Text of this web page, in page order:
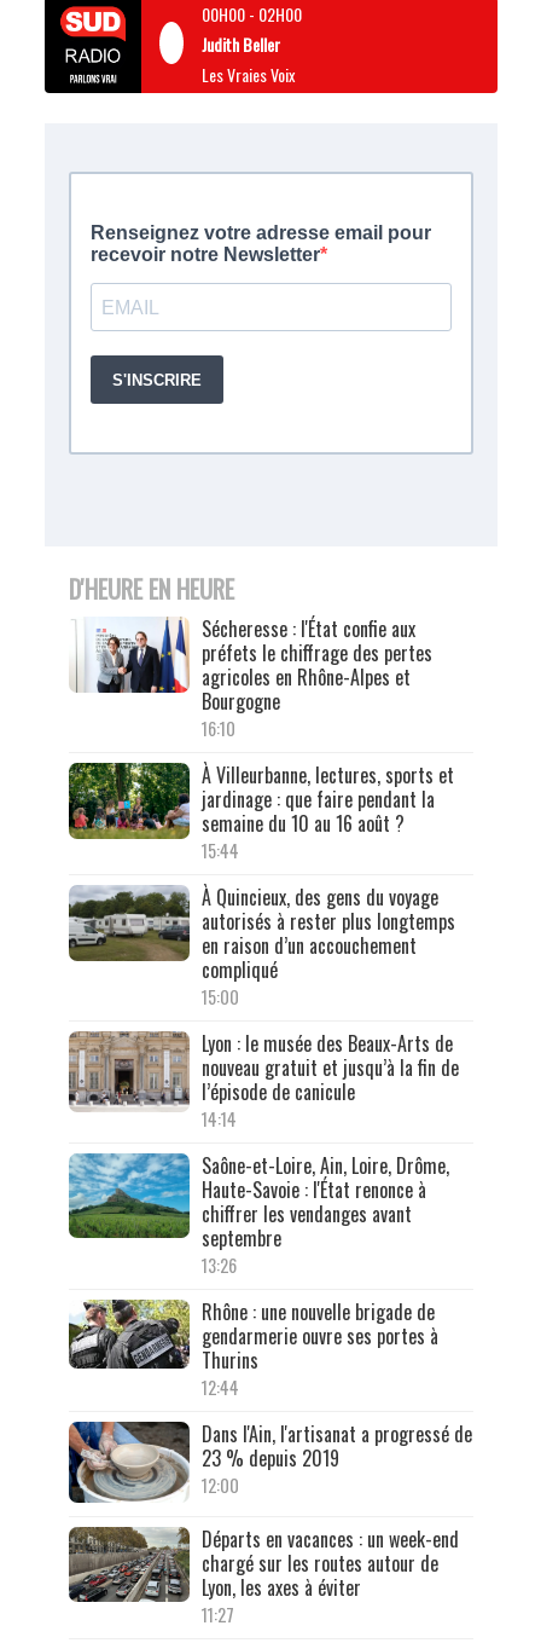
00H00- 02H00
Judith Beller
Les Vraies Voix
D'HEURE EN HEURE
Sécheresse : l'État confie aux
préfets le chiffrage des pertes
agricoles en Rhône-Alpes et
Bourgogne
16:10
À Villeurbanne, lectures, sports et
jardinage : que faire pendant la
semaine du 10 au 16 août ?
15:44
À Quincieux, des gens du voyage
autorisés à rester plus longtemps
en raison d’un accouchement
compliqué
15:00
Lyon : le musée des Beaux-Arts de
nouveau gratuit et jusqu’à la fin de
l’épisode de canicule
14:14
Saône-et-Loire, Ain, Loire, Drôme,
Haute-Savoie : l'État renonce à
chiffrer les vendanges avant
septembre
13:26
Rhône : une nouvelle brigade de
gendarmerie ouvre ses portes à
Thurins
12:44
Dans l'Ain, l'artisanat a progressé de
23 % depuis 2019
12:00
Départs en vacances : un week-end
chargé sur les routes autour de
Lyon, les axes à éviter
11:27